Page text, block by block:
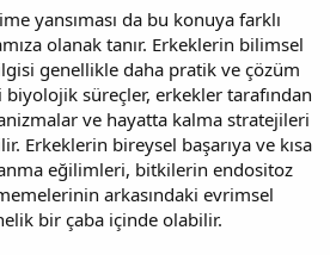
yansıması da bu konuya farklı
olanak tanır. Erkeklerin bilimsel
genellikle daha pratik ve çözüm
biyolojik süreçler, erkekler tarafından
ve hayatta kalma stratejileri
Erkeklerin bireysel başarıya ve kısa
eğilimleri, bitkilerin endositoz
arkasındaki evrimsel
bir çaba içinde olabilir.